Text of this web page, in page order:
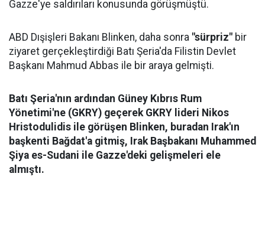
Gazze'ye saldırıları konusunda görüşmüştü.
ABD Dışişleri Bakanı Blinken, daha sonra "sürpriz" bir
ziyaret gerçekleştirdiği Batı Şeria'da Filistin Devlet
Başkanı Mahmud Abbas ile bir araya gelmişti.
Batı Şeria'nın ardından Güney Kıbrıs Rum
Yönetimi'ne (GKRY) geçerek GKRY lideri Nikos
Hristodulidis ile görüşen Blinken, buradan Irak'ın
başkenti Bağdat'a gitmiş, Irak Başbakanı Muhammed
Şiya es-Sudani ile Gazze'deki gelişmeleri ele
almıştı.